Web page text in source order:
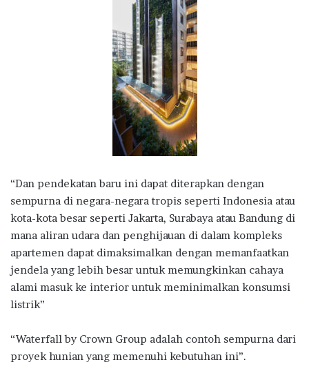
“Dan pendekatan baru ini dapat diterapkan dengan
sempurna di negara-negara tropis seperti Indonesia atau
kota-kota besar seperti Jakarta, Surabaya atau Bandung di
mana aliran udara dan penghijauan di dalam kompleks
apartemen dapat dimaksimalkan dengan memanfaatkan
jendela yang lebih besar untuk memungkinkan cahaya
alami masuk ke interior untuk meminimalkan konsumsi
listrik”
“Waterfall by Crown Group adalah contoh sempurna dari
proyek hunian yang memenuhi kebutuhan ini”.